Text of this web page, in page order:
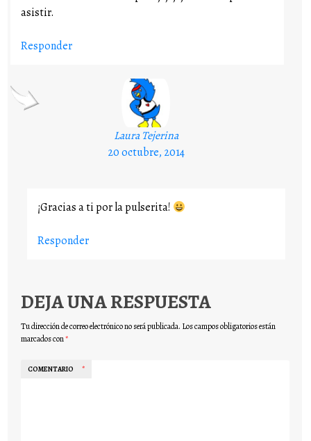
asistir.
Responder
Laura Tejerina
20 octubre, 2014
¡Gracias a ti por la pulserita!
Responder
DEJA UNA RESPUESTA
Tu dirección de correo electrónico no será publicada. Los campos obligatorios están
marcados con*
COMENTARIO *